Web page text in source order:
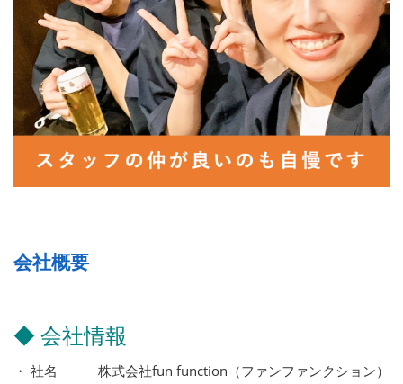
会社概要
◆ 会社情報
・ 社名 株式会社fun function（ファンファンクション）